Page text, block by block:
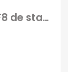
A vendre une grande villa F8 de standing avec piscine sur 4100 m² de terrain à Ambohibao